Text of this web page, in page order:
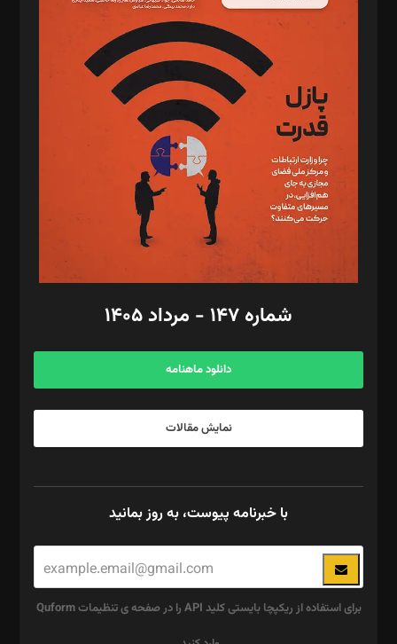
د‌بیر پیوست جهان: مینا پاکدل
د‌بیر تحریریه آنلاین: بابک نقاش
تحریریه‌: مجتبی محمود‌ی، آرش برهمند، یسنا امان‌پور، سروش کرمیان،
مصطفی مسجدی آرانی، ابوالفضل رجبی، زهرا فکرانه، فائزه فتحی
رستمی،مصطفی باستان
ویرایش: نگار استاد‌‌آقا
طراح یونیفرم: مجید توکلی
فیلمبرداری و عکاسی: امیر شفیعی، مانی لطفی زاده
گرافیک و صفحه‌آرایی: سید‌سبحان‌علی ثابت
مد‌یر توسعه تجاری: کامبیز برید‌
امور مالی: شاپور رهبری، محمد‌ کاظمی‌نیا
آگهی و مشترکین: ۰۹۱۹۹۹۹۰۴۵۴
شماره ۱۴۷ - مرداد ۱۴۰۵
دانلود ماهنامه
نمایش مقالات
با خبرنامه پیوست، به روز بمانید
برای استفاده از ریکپچا بایستی کلید API را در صفحه ی تنظیمات Quform